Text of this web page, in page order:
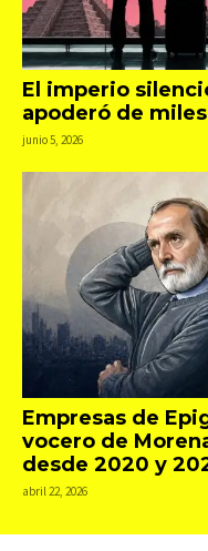
El imperio
apoderó de
junio 5, 2026
Empresas de
vocero de
desde 2020 y
abril 22, 2026